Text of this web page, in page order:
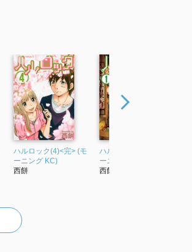
ハルロック(4)<完> (モ
ーニング KC)
西餅
ハルロック（１） (モ
ーニングコミックス)
西餅